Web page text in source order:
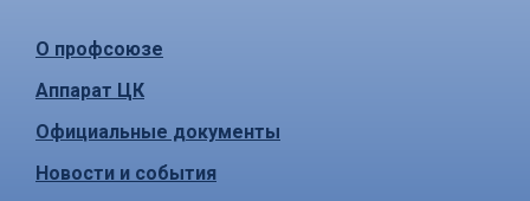
О профсоюзе
Аппарат ЦК
Официальные документы
Новости и события